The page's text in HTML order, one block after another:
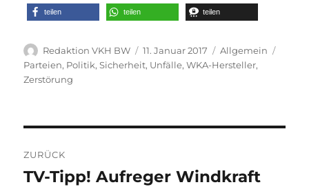
teilen teilen teilen
Autor
Redaktion VKH BW
Veröffentlicht
am
11. Januar 2017 Kategorien
Allgemein
Parteien, Politik,Sicherheit, Unfälle,WKA-Hersteller,
Zerstörung
ZURÜCK
Vorheriger
TV-Tipp! Aufreger Windkraft